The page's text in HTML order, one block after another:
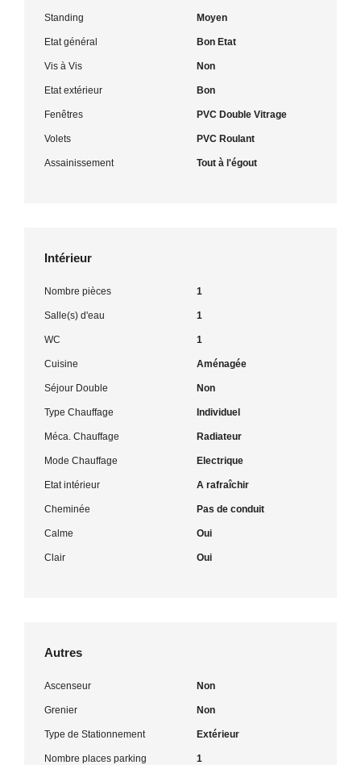
Standing Moyen
Etat général Bon Etat
Vis à Vis Non
Etat extérieur Bon
Fenêtres PVC Double Vitrage
Volets PVC Roulant
Assainissement Tout à l'égout
Intérieur
Nombre pièces 1
Salle(s) d'eau 1
WC 1
Cuisine Aménagée
Séjour Double Non
Type Chauffage Individuel
Méca. Chauffage Radiateur
Mode Chauffage Electrique
Etat intérieur A rafraîchir
Cheminée Pas de conduit
Calme Oui
Clair Oui
Autres
Ascenseur Non
Grenier Non
Type de Stationnement Extérieur
Nombre places parking 1